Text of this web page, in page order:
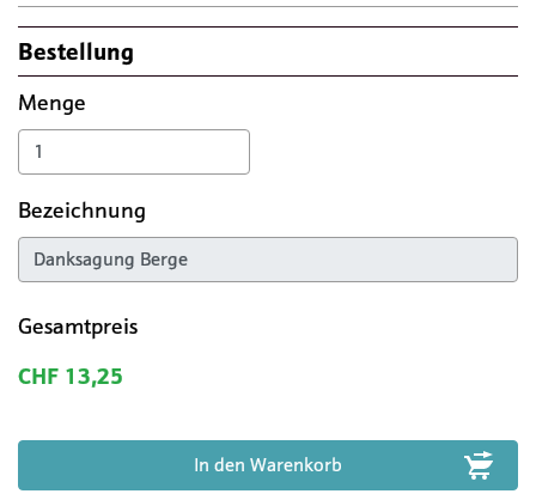
Bestellung
Menge
Bezeichnung
Gesamtpreis
CHF 13,25